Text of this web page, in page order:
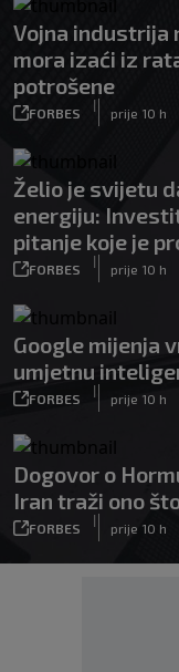
Vojna industrija
mora izaći iz
potrošene
FORBES
|
prije 10 h
Želio je svijetu
energiju:
pitanje koje je
FORBES
|
prije 10 h
Google mijenja
umjetnu
FORBES
|
prije 10 h
Dogovor o
Iran traži ono
FORBES
|
prije 10 h